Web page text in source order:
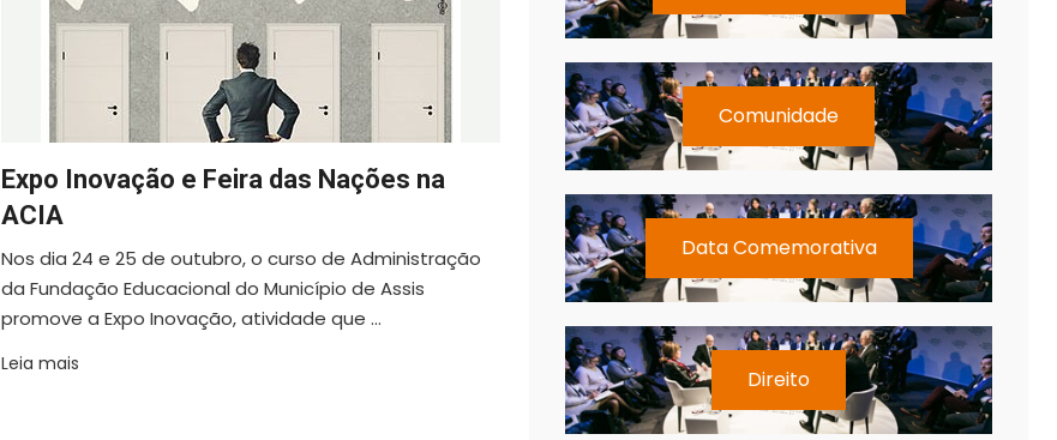
Expo Inovação e Feira das Nações na
ACIA
Nos dia 24 e 25 de outubro, o curso de Administração
da Fundação Educacional do Município de Assis
promove a Expo Inovação, atividade que ...
Leia mais
Comunidade
Data Comemorativa
Direito